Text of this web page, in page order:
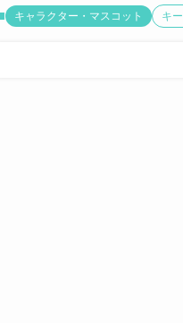
キャラクター・マスコット キ